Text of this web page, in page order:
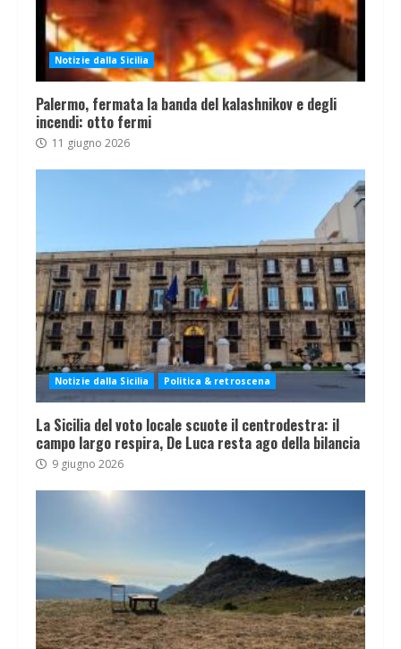
Notizie dalla Sicilia
Palermo, fermata la banda del kalashnikov e degli
incendi: otto fermi
11 giugno 2026
Notizie dalla Sicilia Politica & retroscena
La Sicilia del voto locale scuote il centrodestra: il
campo largo respira, De Luca resta ago della bilancia
9 giugno 2026